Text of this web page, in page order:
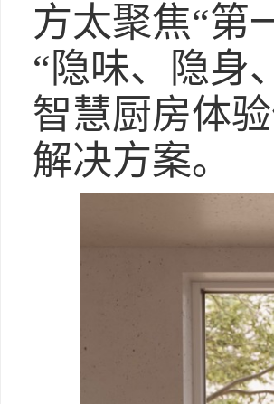
方太聚焦“第
“隐味、隐身
智慧厨房体
解决方案。